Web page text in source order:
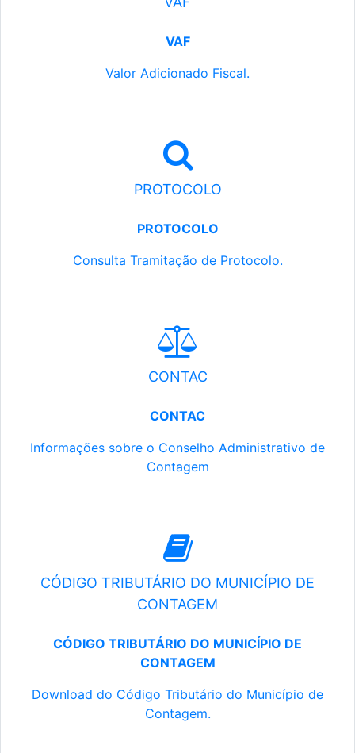
VAF
Valor Adicionado Fiscal.
PROTOCOLO
PROTOCOLO
Consulta Tramitação de Protocolo.
CONTAC
CONTAC
Informações sobre o Conselho Administrativo de
Contagem
CÓDIGO TRIBUTÁRIO DO MUNICÍPIO DE
CONTAGEM
CÓDIGO TRIBUTÁRIO DO MUNICÍPIO DE
CONTAGEM
Download do Código Tributário do Município de
Contagem.